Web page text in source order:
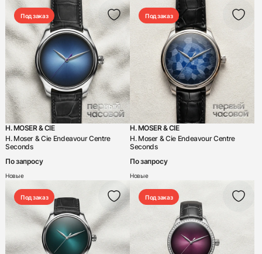
Под заказ
H. MOSER & CIE
H. Moser & Cie Endeavour Centre
Seconds
По запросу
Новые
Под заказ
H. MOSER & CIE
H. Moser & Cie Endeavour Centre
Seconds
По запросу
Новые
Под заказ Под заказ